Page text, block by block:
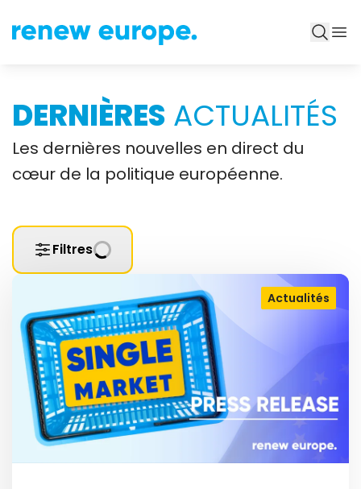
DERNIÈRES ACTUALITÉS
Les dernières nouvelles en direct du
cœur de la politique européenne.
Filtres
Actualités